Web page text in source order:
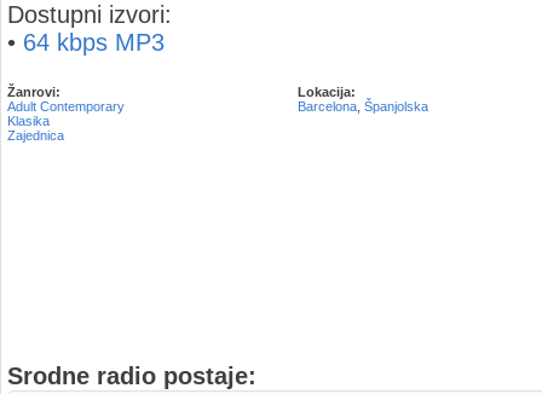
Dostupni izvori:
• 64 kbps MP3
Žanrovi:
Adult Contemporary
Klasika
Zajednica
Lokacija:
Barcelona Španjolska
Srodne radio postaje: